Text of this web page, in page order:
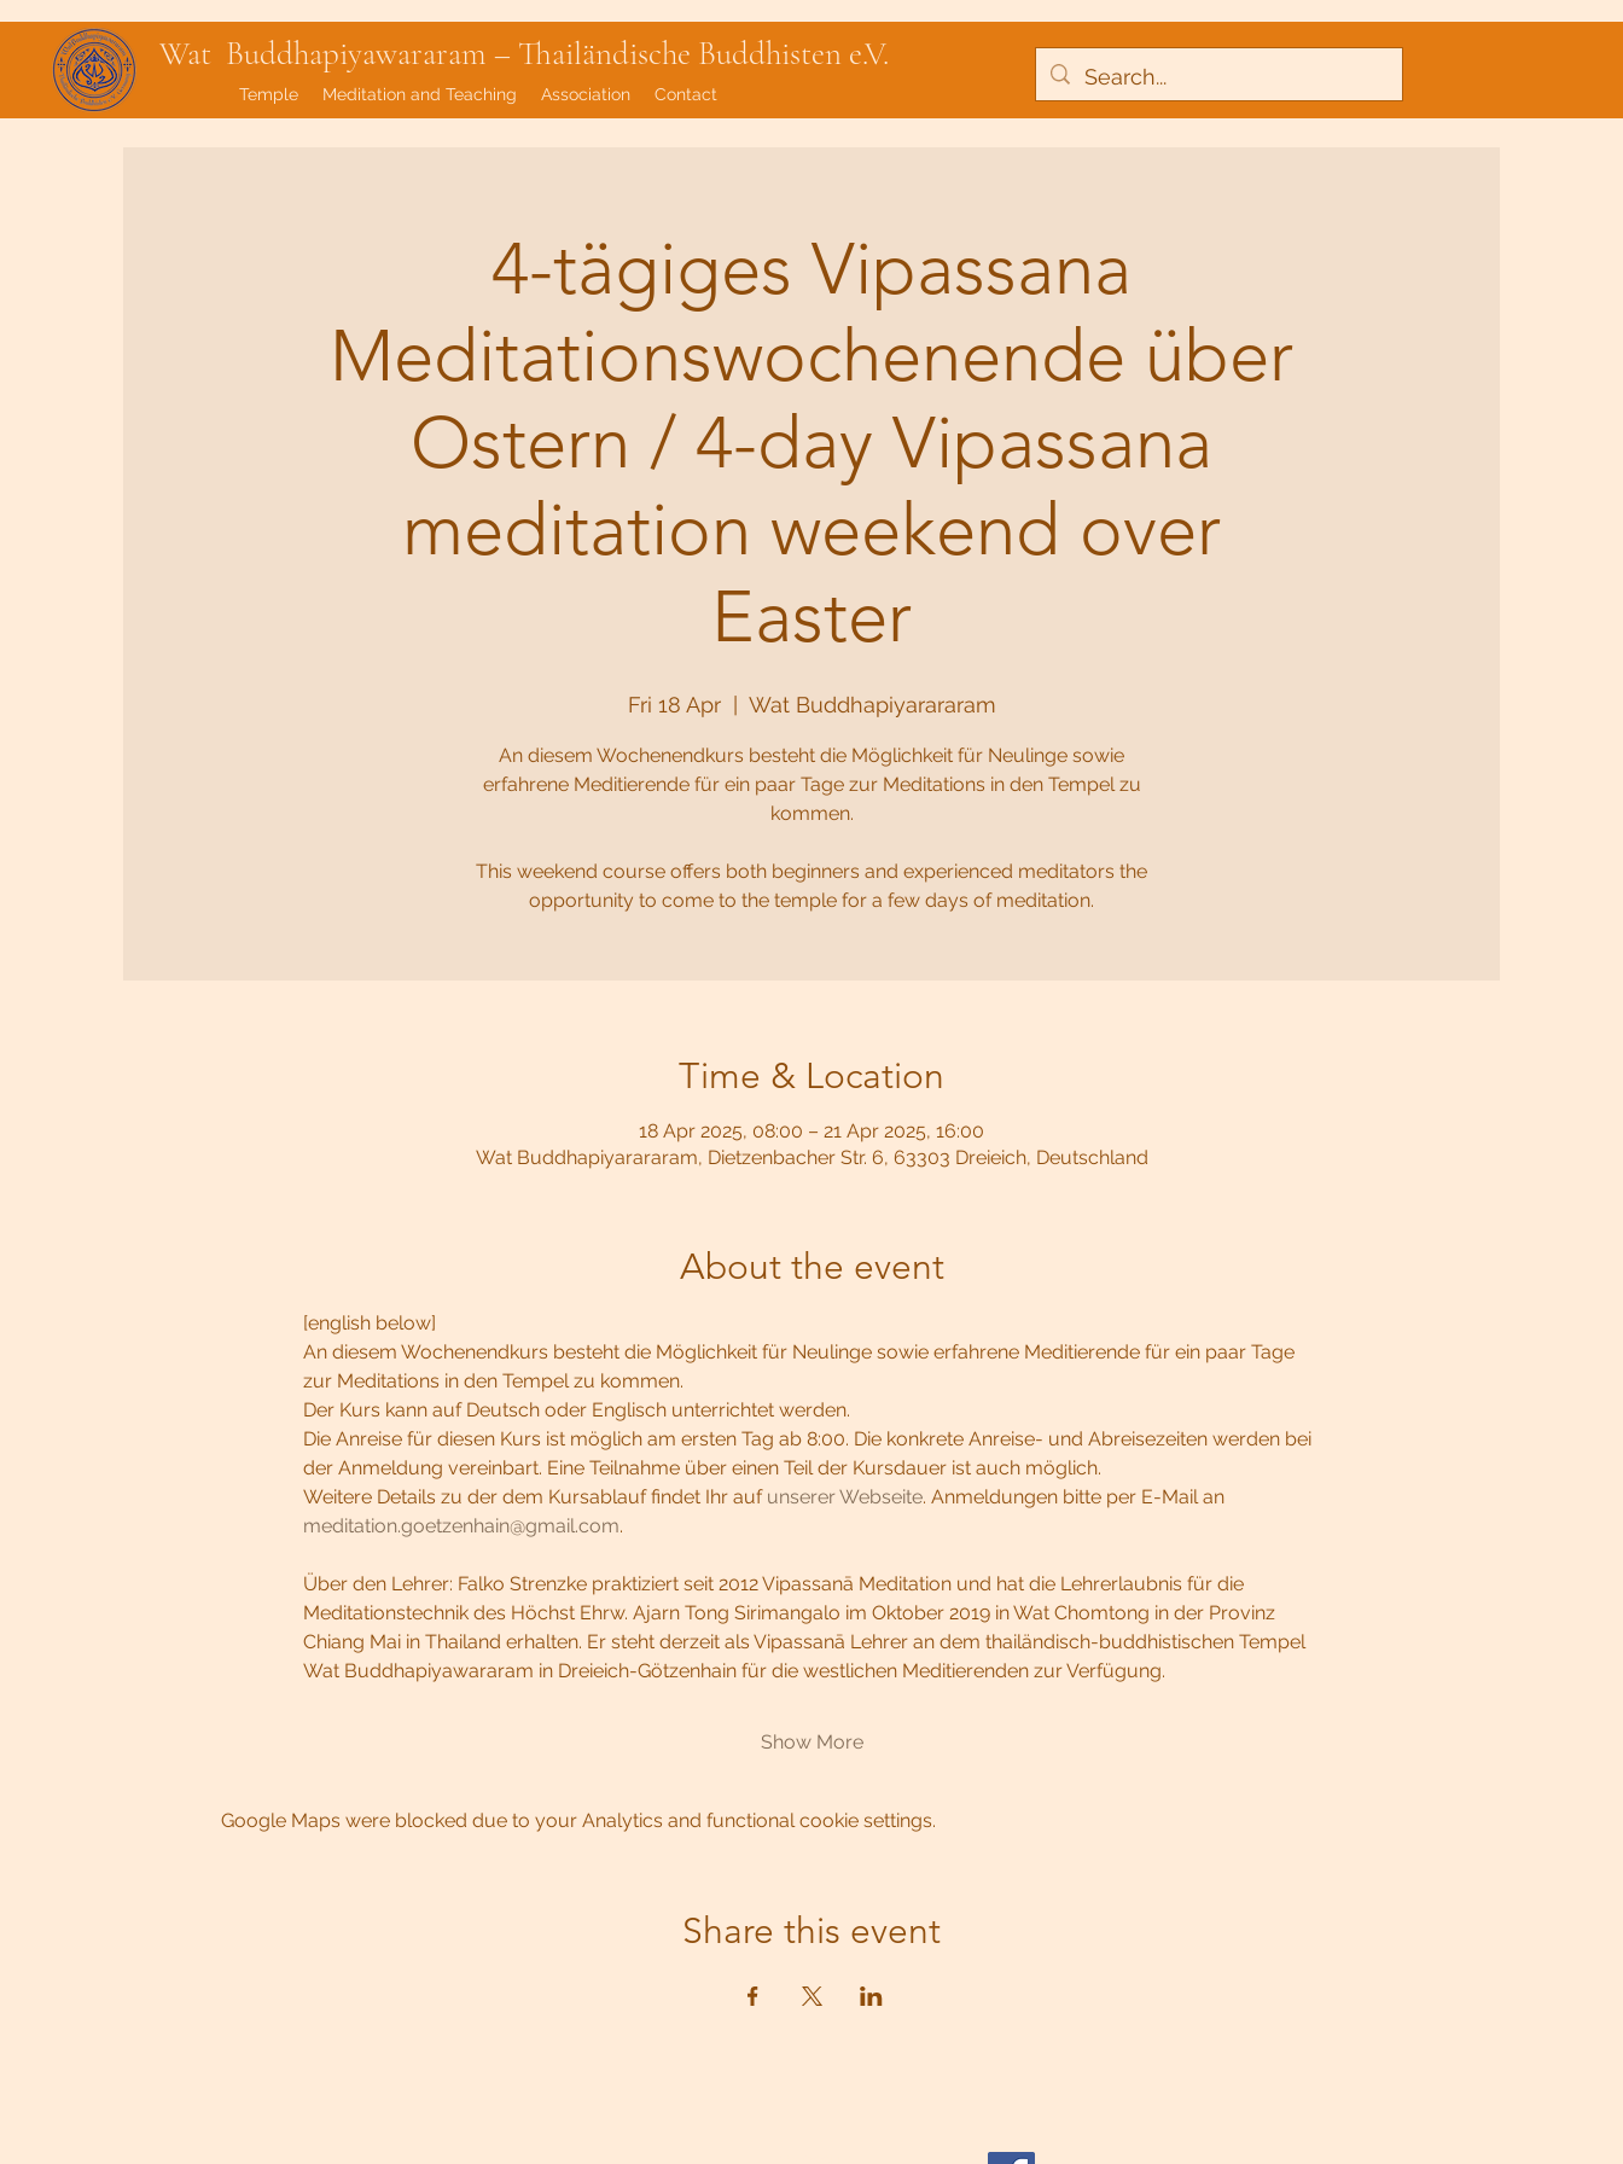
Wat Buddhapiyawararam – Thailändische Buddhisten e.V.
Temple Meditation and Teaching Association Contact
4-tägiges Vipassana
Meditationswochenende über
Ostern / 4-day Vipassana
meditation weekend over
Easter
Fri 18 Apr
  |
Wat Buddhapiyarararam
An diesem Wochenendkurs besteht die Möglichkeit für Neulinge sowie
erfahrene Meditierende für ein paar Tage zur Meditations in den Tempel zu
kommen.
This weekend course offers both beginners and experienced meditators the
opportunity to come to the temple for a few days of meditation.
Time & Location
18 Apr 2025, 08:00 – 21 Apr 2025, 16:00
Wat Buddhapiyarararam, Dietzenbacher Str. 6, 63303 Dreieich, Deutschland
About the event
[english below]
An diesem Wochenendkurs besteht die Möglichkeit für Neulinge sowie erfahrene Meditierende für ein paar Tage
zur Meditations in den Tempel zu kommen.
Der Kurs kann auf Deutsch oder Englisch unterrichtet werden.
Die Anreise für diesen Kurs ist möglich am ersten Tag ab 8:00. Die konkrete Anreise- und Abreisezeiten werden bei
der Anmeldung vereinbart. Eine Teilnahme über einen Teil der Kursdauer ist auch möglich.
Weitere Details zu der dem Kursablauf findet Ihr auf unserer Webseite. Anmeldungen bitte per E-Mail an
meditation.goetzenhain@gmail.com.
Über den Lehrer: Falko Strenzke praktiziert seit 2012 Vipassanā Meditation und hat die Lehrerlaubnis für die
Meditationstechnik des Höchst Ehrw. Ajarn Tong Sirimangalo im Oktober 2019 in Wat Chomtong in der Provinz
Chiang Mai in Thailand erhalten. Er steht derzeit als Vipassanā Lehrer an dem thailändisch-buddhistischen Tempel
Wat Buddhapiyawararam in Dreieich-Götzenhain für die westlichen Meditierenden zur Verfügung.
Show More
Google Maps were blocked due to your Analytics and functional cookie settings.
Share this event